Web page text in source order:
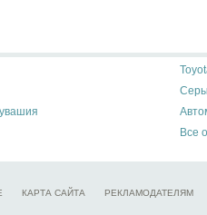
Все
КАРТА САЙТА РЕКЛАМОДАТЕЛЯМ